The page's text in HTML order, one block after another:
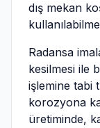
dış mekan
Radansa
kesilmesi ile
işlemine tabi
korozyona
üretiminde,